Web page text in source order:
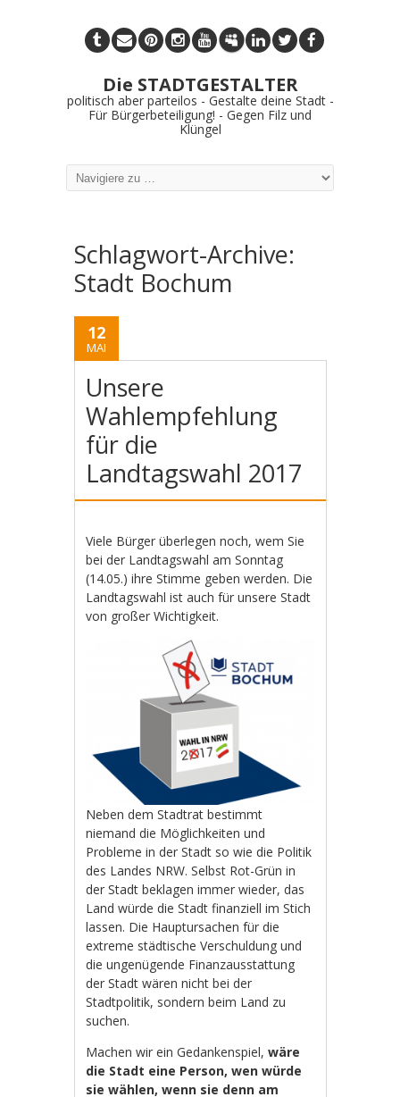
Die STADTGESTALTER
politisch aber parteilos - Gestalte deine Stadt -
Für Bürgerbeteiligung! - Gegen Filz und
Klüngel
Schlagwort-Archive:
Stadt Bochum
12
MAI
Unsere
Wahlempfehlung
für die
Landtagswahl 2017
Viele Bürger überlegen noch, wem Sie
bei der Landtagswahl am Sonntag
(14.05.) ihre Stimme geben werden. Die
Landtagswahl ist auch für unsere Stadt
von großer Wichtigkeit.
Neben dem Stadtrat bestimmt
niemand die Möglichkeiten und
Probleme in der Stadt so wie die Politik
des Landes NRW. Selbst Rot-Grün in
der Stadt beklagen immer wieder, das
Land würde die Stadt finanziell im Stich
lassen. Die Hauptursachen für die
extreme städtische Verschuldung und
die ungenügende Finanzausstattung
der Stadt wären nicht bei der
Stadtpolitik, sondern beim Land zu
suchen.
Machen wir ein Gedankenspiel,wäre
die Stadt eine Person, wen würde
sie wählen, wenn sie denn am